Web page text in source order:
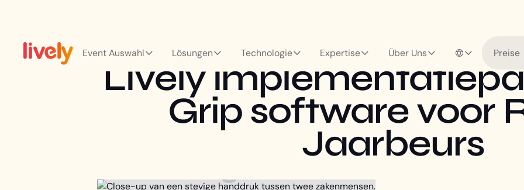
Event Auswahl Lösungen Technologie Expertise Über Uns Preise
Lively
Grip software voor
Jaarbeurs